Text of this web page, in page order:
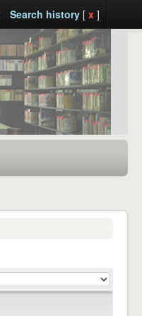
Search history[ x ]